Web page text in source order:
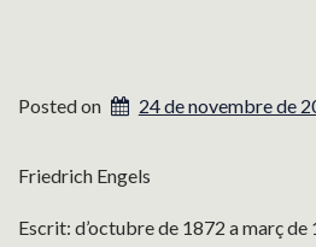
Posted on 24 de novembre de
Friedrich Engels
Escrit: d’octubre de 1872 a març